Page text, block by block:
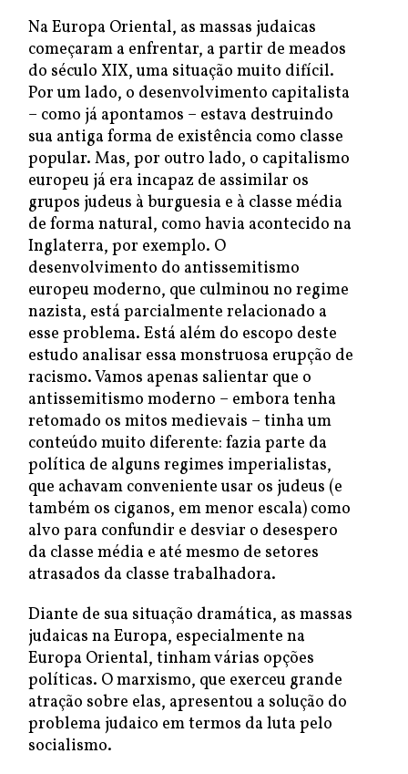
Na Europa Oriental, as massas judaicas
começaram a enfrentar, a partir de meados
do século XIX, uma situação muito difícil.
Por um lado, o desenvolvimento capitalista
– como já apontamos – estava destruindo
sua antiga forma de existência como classe
popular. Mas, por outro lado, o capitalismo
europeu já era incapaz de assimilar os
grupos judeus à burguesia e à classe média
de forma natural, como havia acontecido na
Inglaterra, por exemplo. O
desenvolvimento do antissemitismo
europeu moderno, que culminou no regime
nazista, está parcialmente relacionado a
esse problema. Está além do escopo deste
estudo analisar essa monstruosa erupção de
racismo. Vamos apenas salientar que o
antissemitismo moderno – embora tenha
retomado os mitos medievais – tinha um
conteúdo muito diferente: fazia parte da
política de alguns regimes imperialistas,
que achavam conveniente usar os judeus (e
também os ciganos, em menor escala) como
alvo para confundir e desviar o desespero
da classe média e até mesmo de setores
atrasados da classe trabalhadora.
Diante de sua situação dramática, as massas
judaicas na Europa, especialmente na
Europa Oriental, tinham várias opções
políticas. O marxismo, que exerceu grande
atração sobre elas, apresentou a solução do
problema judaico em termos da luta pelo
socialismo.